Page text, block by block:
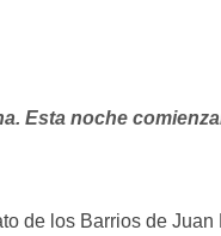
Esta noche
de los Barrios de